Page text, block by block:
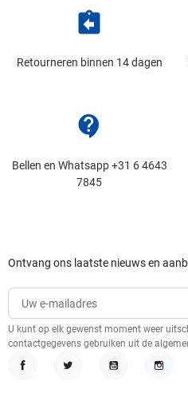
assignment_return
Retourneren binnen 14 dagen
contact_support
Bellen en Whatsapp +31 6 4643
7845
Ontvang ons laatste nieuws en
U kunt op elk gewenst moment weer
contactgegevens gebruiken uit de